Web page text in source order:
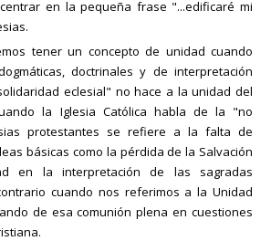
en la pequeña frase "...edificaré mi
tener un concepto de unidad cuando
doctrinales y de interpretación
eclesial" no hace a la unidad del
la Iglesia Católica habla de la "no
protestantes se refiere a la falta de
básicas como la pérdida de la Salvación
en la interpretación de las sagradas
cuando nos referimos a la Unidad
de esa comunión plena en cuestiones